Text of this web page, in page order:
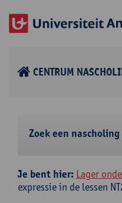
CENTRUM
Zoek een nascholing
Je bent hier: Lager
expressie in de lessen